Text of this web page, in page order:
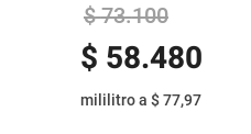
$ 73.100
$ 58.480
mililitroa $ 77,97